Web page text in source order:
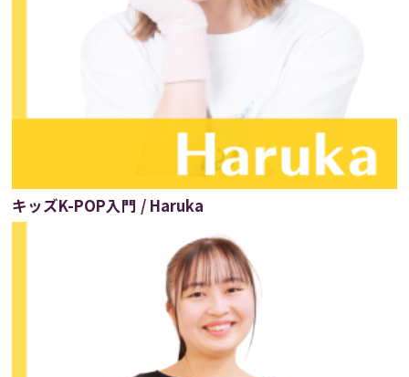
キッズK-POP入門 / Haruka